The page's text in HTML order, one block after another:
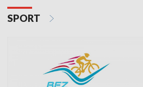
SPORT